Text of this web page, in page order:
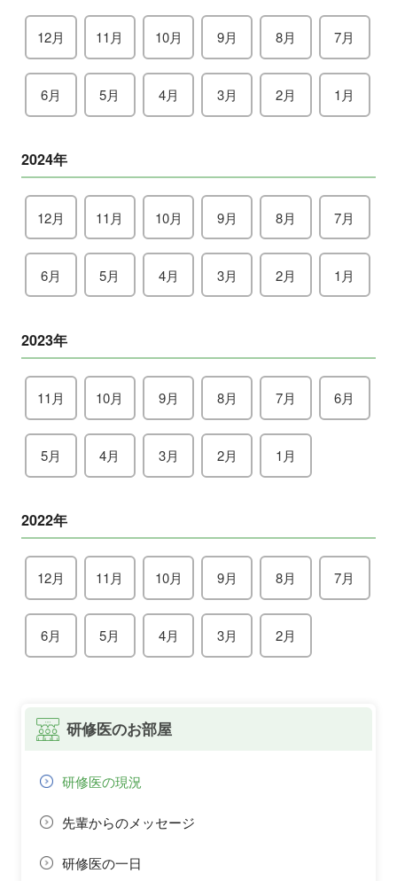
12月 11月 10月 9月 8月 7月
6月 5月 4月 3月 2月 1月
2024年
12月 11月 10月 9月 8月 7月
6月 5月 4月 3月 2月 1月
2023年
11月 10月 9月 8月 7月 6月
5月 4月 3月 2月 1月
2022年
12月 11月 10月 9月 8月 7月
6月 5月 4月 3月 2月
研修医のお部屋
研修医の現況
先輩からのメッセージ
研修医の一日